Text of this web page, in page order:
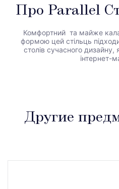
Про Parallel
Комфортний та майже
формою цей стільць
столів сучасного дизайну,
інтернет-
Другие